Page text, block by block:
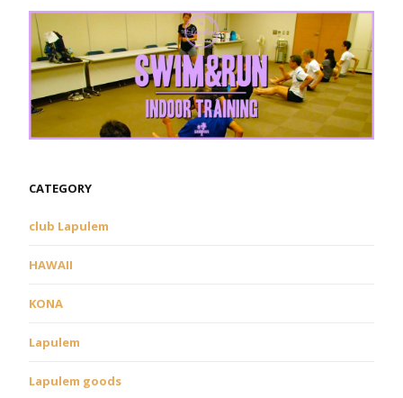
CATEGORY
club Lapulem
HAWAII
KONA
Lapulem
Lapulem goods